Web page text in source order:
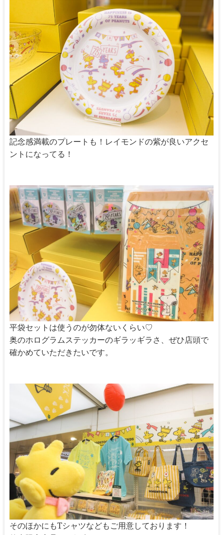
記念感満載のプレートも！レイモンドの紫が良いアクセ
ントになってる！
平袋セットは使うのが勿体ないくらい♡
奥のホログラムステッカーのギラッギラさ、ぜひ店頭で
確かめていただきたいです。
そのほかにもTシャツなどもご用意しております！